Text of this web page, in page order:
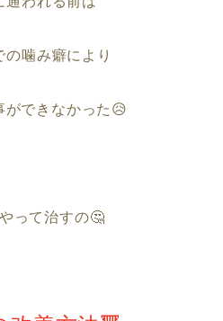
の噛み癖により
ができなかった😥
って治すの🤔